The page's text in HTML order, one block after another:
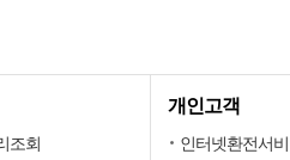
조회
개인고객
인터넷환전서